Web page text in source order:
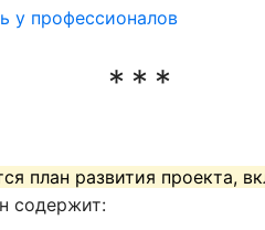
у профессионалов
план развития проекта,
содержит: